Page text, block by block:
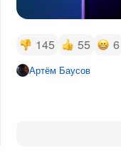
145 55 6
Артём Баусов